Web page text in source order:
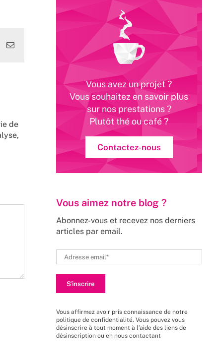
Email
de
Vous avez un projet ?
Vous souhaitez en savoir plus
sur nos prestations ?
Plutôt thé ou café ?
Contactez-nous
Vous aimez notre blog ?
Abonnez-vous et recevez nos derniers
articles par email.
Vous affirmez avoir pris connaissance de notre
politique de confidentialité. Vous pouvez vous
désinscrire à tout moment à l’aide des liens de
désinscription ou en nous contactant